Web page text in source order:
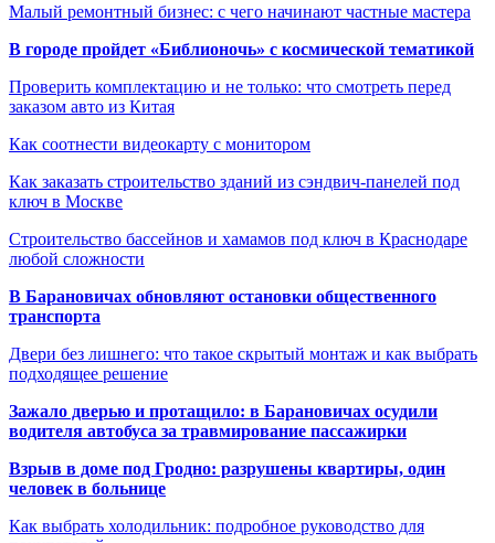
Малый ремонтный бизнес: с чего начинают частные мастера
В городе пройдет «Библионочь» с космической тематикой
Проверить комплектацию и не только: что смотреть перед
заказом авто из Китая
Как соотнести видеокарту с монитором
Как заказать строительство зданий из сэндвич-панелей под
ключ в Москве
Строительство бассейнов и хамамов под ключ в Краснодаре
любой сложности
В Барановичах обновляют остановки общественного
транспорта
Двери без лишнего: что такое скрытый монтаж и как выбрать
подходящее решение
Зажало дверью и протащило: в Барановичах осудили
водителя автобуса за травмирование пассажирки
Взрыв в доме под Гродно: разрушены квартиры, один
человек в больнице
Как выбрать холодильник: подробное руководство для